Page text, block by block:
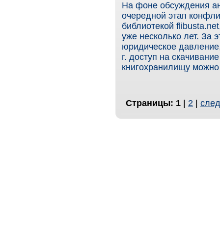
На фоне обсуждения
очередной этап
библиотекой
уже несколько лет. За
юридическое
г. доступ на
книгохранилищу
Страницы: 1 | 2 |